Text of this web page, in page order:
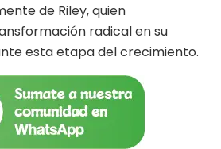
de Riley, quien
radical en su
esta etapa del crecimiento.